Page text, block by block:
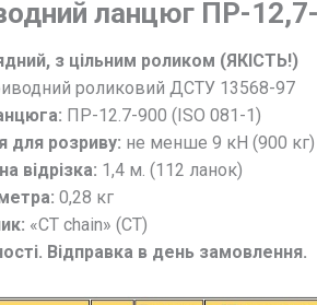
ланцюг ПР-
з цільним роликом (ЯКІСТЬ!)
роликовий ДСТУ 13568-97
ПР-12.7-900 (ISO 081-1)
для розриву: не менше 9 кН (900 кг)
відрізка: 1,4 м. (112 ланок)
0,28 кг
«CT chain» (СТ)
Відправка в день замовлення.